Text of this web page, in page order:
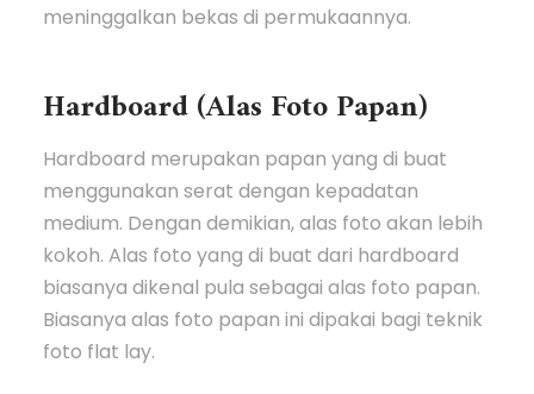
meninggalkan bekas di permukaannya.
Hardboard (Alas Foto Papan)
Hardboard merupakan papan yang di buat
menggunakan serat dengan kepadatan
medium. Dengan demikian, alas foto akan lebih
kokoh. Alas foto yang di buat dari hardboard
biasanya dikenal pula sebagai alas foto papan.
Biasanya alas foto papan ini dipakai bagi teknik
foto flat lay.